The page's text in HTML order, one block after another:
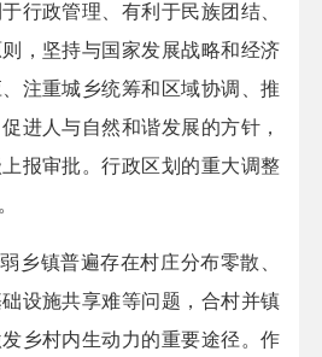
行政管理、有利于民族团结、
，坚持与国家发展战略和经济
注重城乡统筹和区域协调、推
进人与自然和谐发展的方针，
报审批。行政区划的重大调整
乡镇普遍存在村庄分布零散、
设施共享难等问题，合村并镇
乡村内生动力的重要途径。作